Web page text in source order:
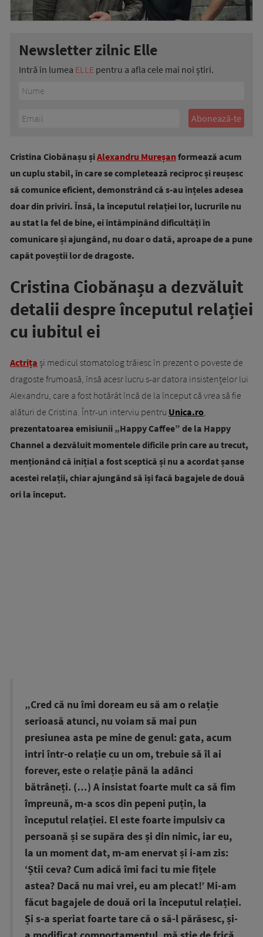
Newsletter zilnic Elle
Intră în lumea ELLE pentru a afla cele mai noi știri.
Cristina Ciobănașu șiAlexandru Mureșanformează acum
un cuplu stabil, în care se completează reciproc și reușesc
să comunice eficient, demonstrând că s-au înțeles adesea
doar din priviri. Însă, la începutul relației lor, lucrurile nu
au stat la fel de bine, ei întâmpinând dificultăți în
comunicare și ajungând, nu doar o dată, aproape de a pune
capăt poveștii lor de dragoste.
Cristina Ciobănașu a dezvăluit
detalii despre începutul relației
cu iubitul ei
Actrița și medicul stomatolog trăiesc în prezent o poveste de
dragoste frumoasă, însă acesr lucru s-ar datora insistențelor lui
Alexandru, care a fost hotărât încă de la început că vrea să fie
alături de Cristina. Într-un interviu pentru Unica.ro,
prezentatoarea emisiunii „Happy Caffee” de la Happy
Channel a dezvăluit momentele dificile prin care au trecut,
menționând că inițial a fost sceptică și nu a acordat șanse
acestei relații, chiar ajungând să își facă bagajele de două
ori la început.
„Cred că nu îmi doream eu să am o relație
serioasă atunci, nu voiam să mai pun
presiunea asta pe mine de genul: gata, acum
intri într-o relație cu un om, trebuie să îl ai
forever, este o relație până la adânci
bătrâneți. (…) A insistat foarte mult ca să fim
împreună, m-a scos din pepeni puțin, la
începutul relației. El este foarte impulsiv ca
persoană și se supăra des și din nimic, iar eu,
la un moment dat, m-am enervat și i-am zis:
‘Știi ceva? Cum adică îmi faci tu mie fițele
astea? Dacă nu mai vrei, eu am plecat!’ Mi-am
făcut bagajele de două ori la începutul relației.
Și s-a speriat foarte tare că o să-l părăsesc, și-